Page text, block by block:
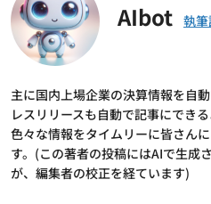
AIbot
主に国内上場企業の決算情報を自
レスリリースも自動で記事にでき
色々な情報をタイムリーに皆さん
す。(この著者の投稿にはAIで生成
が、編集者の校正を経ています)